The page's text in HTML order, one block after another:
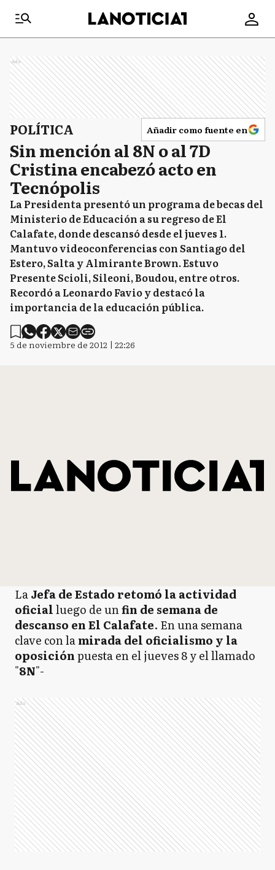
Ads
POLÍTICA Añadir como fuente en
Sin mención al 8N o al 7D
Cristina encabezó acto en
Tecnópolis
La Presidenta presentó un programa de becas del
Ministerio de Educación a su regreso de El
Calafate, donde descansó desde el jueves 1.
Mantuvo videoconferencias con Santiago del
Estero, Salta y Almirante Brown. Estuvo
Presente Scioli, Sileoni, Boudou, entre otros.
Recordó a Leonardo Favio y destacó la
importancia de la educación pública.
5 de noviembre de 2012 | 22:26
LaJefa de Estado retomó la actividad
oficialluego de unfin de semana de
descanso en El Calafate. En una semana
clave con lamirada del oficialismo y la
oposiciónpuesta en el jueves 8 y el llamado
"8N"-
Ads